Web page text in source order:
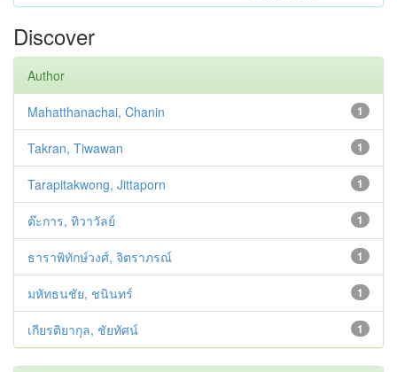
Discover
Author
1
Mahatthanachai, Chanin
1
Takran, Tiwawan
1
Tarapitakwong, Jittaporn
1
ต๊ะการ, ทิวาวัลย์
1
ธาราพิทักษ์วงศ์, จิตราภรณ์
1
มหัทธนชัย, ชนินทร์
1
เกียรติยากุล, ชัยทัศน์